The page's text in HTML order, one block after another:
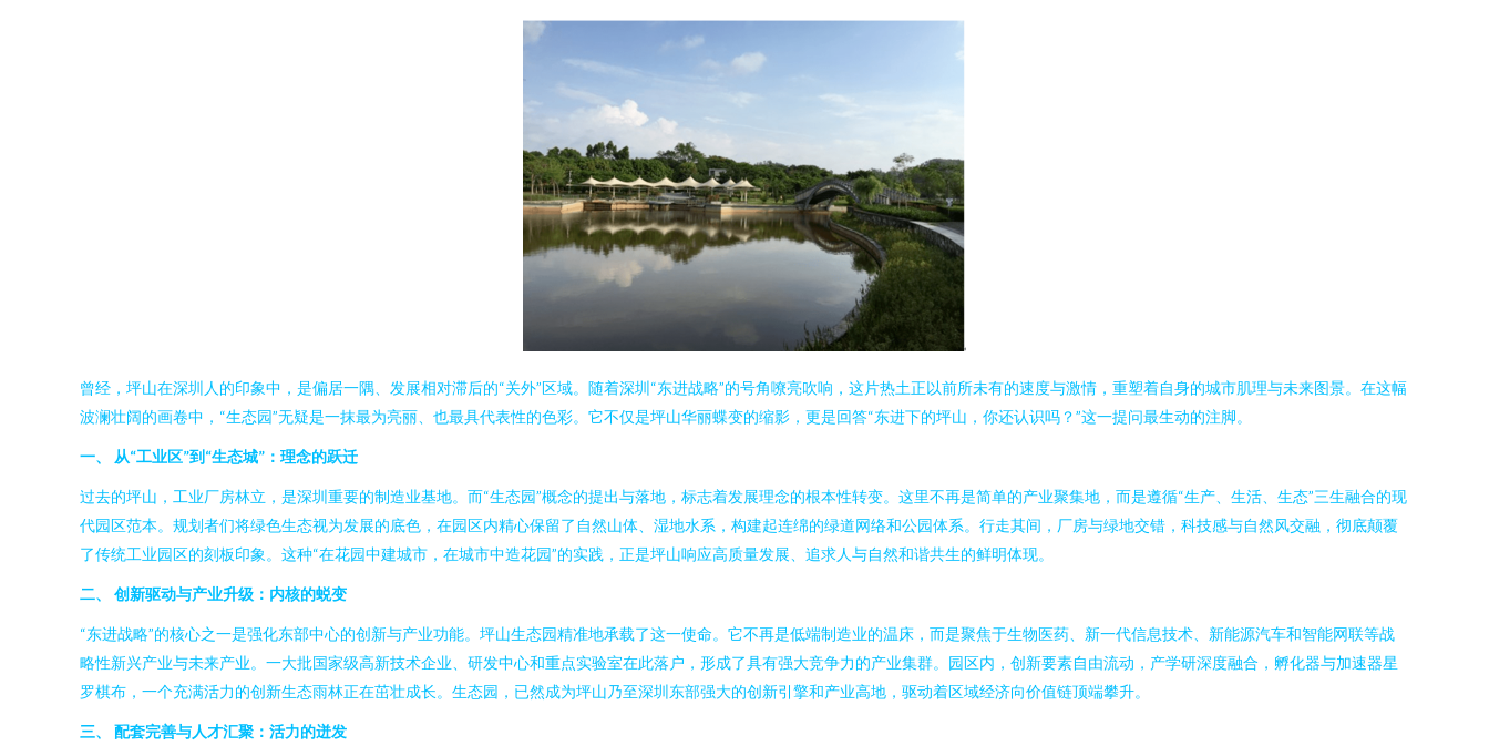
曾经，坪山在深圳人的印象中，是偏居一隅、发展相对滞后的“关外”区域。随着深圳“东进战略”的号角嘹亮吹响，这片热土正以前所未有的速度与激情，重塑着自身的城市肌理与未来图景。在这幅
波澜壮阔的画卷中，“生态园”无疑是一抹最为亮丽、也最具代表性的色彩。它不仅是坪山华丽蝶变的缩影，更是回答“东进下的坪山，你还认识吗？”这一提问最生动的注脚。
一、 从“工业区”到“生态城”：理念的跃迁
过去的坪山，工业厂房林立，是深圳重要的制造业基地。而“生态园”概念的提出与落地，标志着发展理念的根本性转变。这里不再是简单的产业聚集地，而是遵循“生产、生活、生态”三生融合的现
代园区范本。规划者们将绿色生态视为发展的底色，在园区内精心保留了自然山体、湿地水系，构建起连绵的绿道网络和公园体系。行走其间，厂房与绿地交错，科技感与自然风交融，彻底颠覆
了传统工业园区的刻板印象。这种“在花园中建城市，在城市中造花园”的实践，正是坪山响应高质量发展、追求人与自然和谐共生的鲜明体现。
二、 创新驱动与产业升级：内核的蜕变
“东进战略”的核心之一是强化东部中心的创新与产业功能。坪山生态园精准地承载了这一使命。它不再是低端制造业的温床，而是聚焦于生物医药、新一代信息技术、新能源汽车和智能网联等战
略性新兴产业与未来产业。一大批国家级高新技术企业、研发中心和重点实验室在此落户，形成了具有强大竞争力的产业集群。园区内，创新要素自由流动，产学研深度融合，孵化器与加速器星
罗棋布，一个充满活力的创新生态雨林正在茁壮成长。生态园，已然成为坪山乃至深圳东部强大的创新引擎和产业高地，驱动着区域经济向价值链顶端攀升。
三、 配套完善与人才汇聚：活力的迸发